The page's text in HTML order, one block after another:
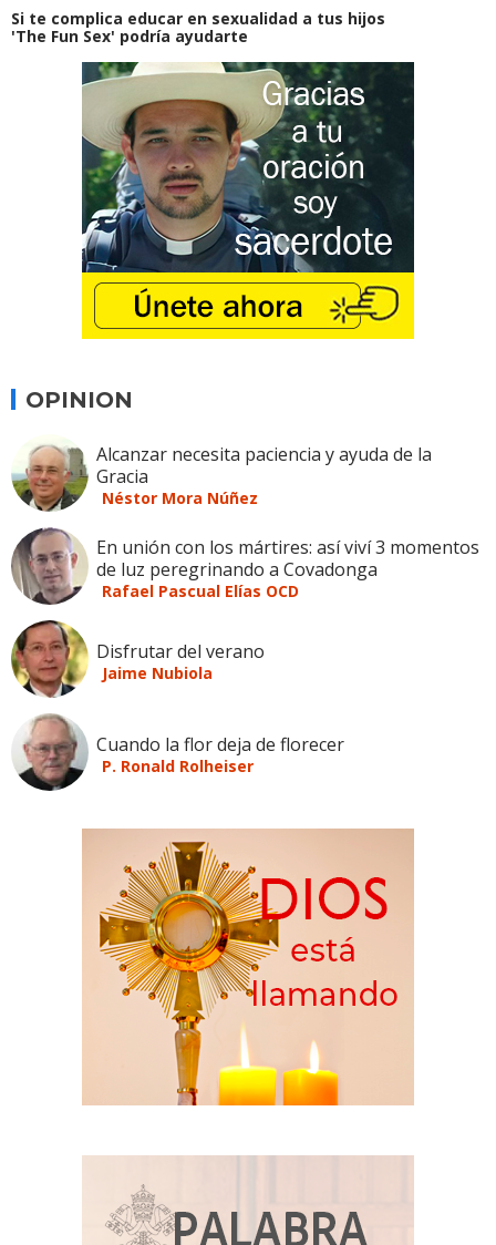
Si te complica educar en sexualidad a tus hijos
'The Fun Sex' podría ayudarte
OPINION
Alcanzar necesita paciencia y ayuda de la
Gracia
Néstor Mora Núñez
En unión con los mártires: así viví 3 momentos
de luz peregrinando a Covadonga
Rafael Pascual Elías OCD
Disfrutar del verano
Jaime Nubiola
Cuando la flor deja de florecer
P. Ronald Rolheiser